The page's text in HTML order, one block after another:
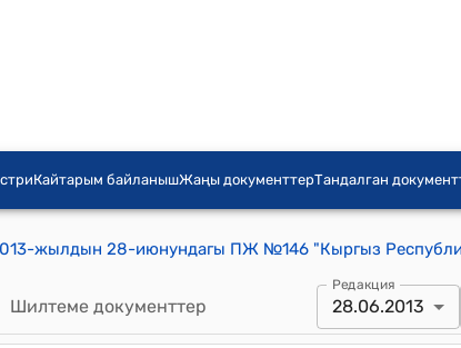
Кайтарым байланышЖаңы документтерТандалган
Шилтеме документтер
Редакция
28.06.2013